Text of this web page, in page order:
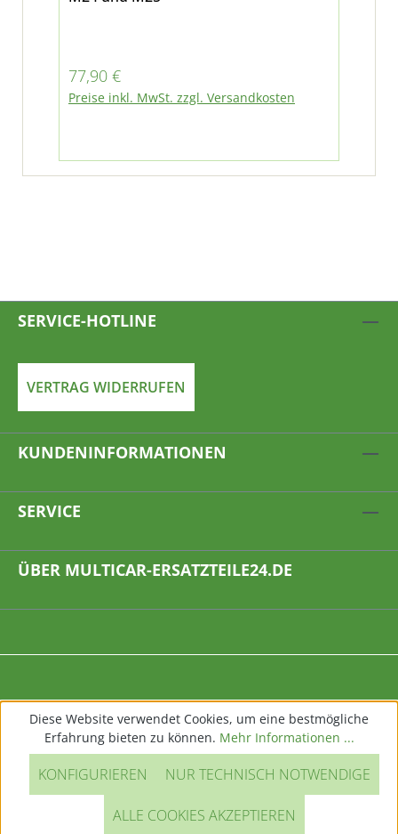
Regulärer Preis:
77,90 €
Preise inkl. MwSt. zzgl. Versandkosten
SERVICE-HOTLINE
VERTRAG WIDERRUFEN
KUNDENINFORMATIONEN
SERVICE
ÜBER MULTICAR-ERSATZTEILE24.DE
Diese Website verwendet Cookies, um eine bestmögliche
Erfahrung bieten zu können. Mehr Informationen ...
NUR TECHNISCH NOTWENDIGE
KONFIGURIEREN
ALLE COOKIES AKZEPTIEREN